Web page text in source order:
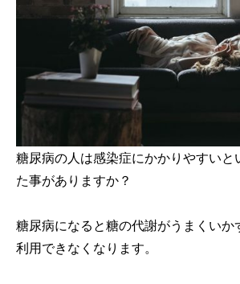
糖尿病の人は感染症にかかりやすいと
た事がありますか？
糖尿病になると糖の代謝がうまくいか
利用できなくなります。